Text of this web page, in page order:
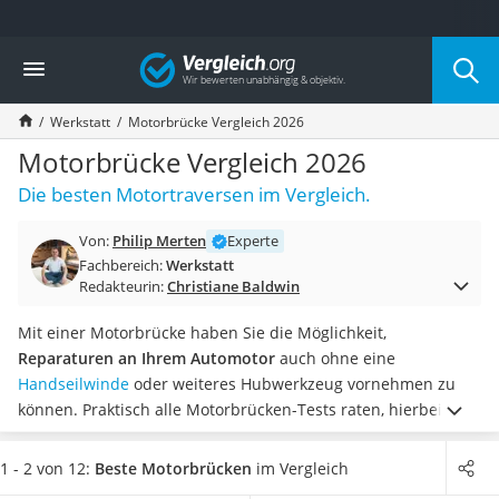
Die beliebtesten Vergleiche nach Kategorie
Baumarkt
Tresor feuerfest
Makita-Akku-Rasenmäher
Kappsäge
Smartes Türschloss
Akku-Rasentrimmer
Split-Klimaanlage 2 Innengeräte
Pelletofen
Tiefbrunnenpumpe
Fliesenschneider
Hochdruckreiniger
Doppelschleifer
Überwachungskamera
Benzinrasenmäher mit Elektrostart
Vergleich
Werkstatt Motorbrücke Vergleich 2026
Motorbrücke Vergleich 2026
Die besten Motortraversen im Vergleich.
Von: Philip Merten
Experte
Fachbereich:Werkstatt
Redakteurin:Christiane Baldwin
Mit einer Motorbrücke haben Sie die Möglichkeit,
Reparaturen an Ihrem Automotor auch ohne eine
Handseilwinde oder weiteres Hubwerkzeug vornehmen zu
können. Praktisch alle Motorbrücken-Tests raten, hierbei auf
eine ausreichende Traglastzu achten. Es gibt Motorbrücken
mit verstellbaren Standfüßen, die Platz auf den Kotflügeln
1 - 2 von 12: Beste Motorbrücken im Vergleich